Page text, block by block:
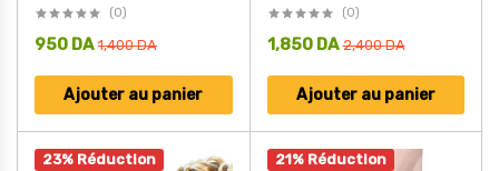
(0)
1,400DA
950 DA
Ajouter au panier
(0)
2,400DA
1,850 DA
Ajouter au panier
23% Réduction 21% Réduction